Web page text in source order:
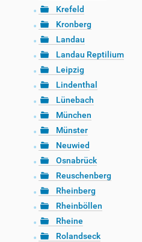
Krefeld
Kronberg
Landau
Landau Reptilium
Leipzig
Lindenthal
Lünebach
München
Münster
Neuwied
Osnabrück
Reuschenberg
Rheinberg
Rheinböllen
Rheine
Rolandseck